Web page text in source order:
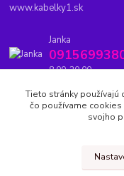
www.kabelky1.sk
Janka
8.00-20.00
Tieto stránky používajú
čo používame
svojho